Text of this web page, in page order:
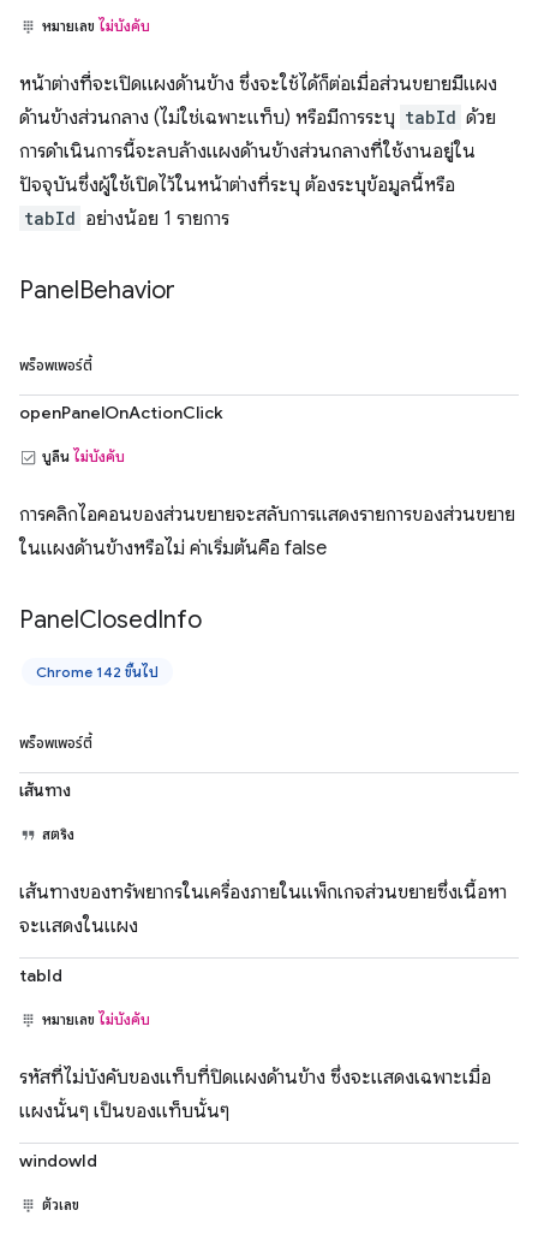
หมายเลข ไม่บังคับ
หน้าต่างที่จะเปิดแผงด้านข้าง ซึ่งจะใช้ได้ก็ต่อเมื่อส่วนขยายมีแผง
ด้านข้างส่วนกลาง (ไม่ใช่เฉพาะแท็บ) หรือมีการระบุ tabId ด้วย
การดำเนินการนี้จะลบล้างแผงด้านข้างส่วนกลางที่ใช้งานอยู่ใน
ปัจจุบันซึ่งผู้ใช้เปิดไว้ในหน้าต่างที่ระบุ ต้องระบุข้อมูลนี้หรือ
tabId อย่างน้อย 1 รายการ
PanelBehavior
พร็อพเพอร์ตี้
openPanelOnActionClick
บูลีน ไม่บังคับ
การคลิกไอคอนของส่วนขยายจะสลับการแสดงรายการของส่วนขยาย
ในแผงด้านข้างหรือไม่ ค่าเริ่มต้นคือ false
PanelClosedInfo
Chrome 142 ขึ้นไป
พร็อพเพอร์ตี้
เส้นทาง
สตริง
เส้นทางของทรัพยากรในเครื่องภายในแพ็กเกจส่วนขยายซึ่งเนื้อหา
จะแสดงในแผง
tabId
หมายเลข ไม่บังคับ
รหัสที่ไม่บังคับของแท็บที่ปิดแผงด้านข้าง ซึ่งจะแสดงเฉพาะเมื่อ
แผงนั้นๆ เป็นของแท็บนั้นๆ
windowId
ตัวเลข